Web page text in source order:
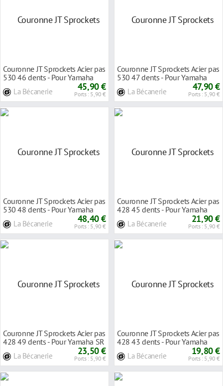
Couronne JT Sprockets Acier pas
530 46 dents - Pour Yamaha
La Bécanerie 45,90 €
Ports : 5,90 €
Couronne JT Sprockets Acier pas
530 47 dents - Pour Yamaha
La Bécanerie 47,90 €
Ports : 5,90 €
Couronne JT Sprockets Acier pas
530 48 dents - Pour Yamaha
La Bécanerie 48,40 €
Ports : 5,90 €
Couronne JT Sprockets Acier pas
428 45 dents - Pour Yamaha
La Bécanerie 21,90 €
Ports : 5,90 €
Couronne JT Sprockets Acier pas
428 49 dents - Pour Yamaha SR
La Bécanerie 23,50 €
Ports : 5,90 €
Couronne JT Sprockets Acier pas
428 43 dents - Pour Yamaha
La Bécanerie 19,80 €
Ports : 5,90 €